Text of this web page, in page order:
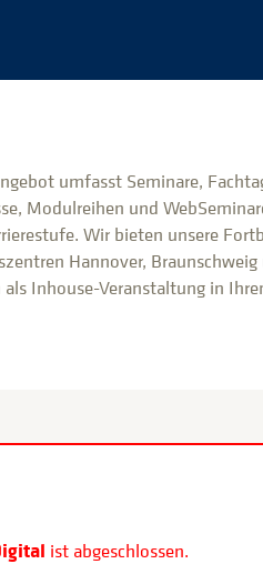
umfasst Seminare,
Modulreihen und
Wir bieten unsere
Hannover,
als Inhouse-Veranstaltung in
ist abgeschlossen.